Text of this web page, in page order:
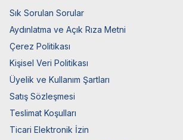
Sık Sorulan Sorular
Aydınlatma ve Açık Rıza Metni
Çerez Politikası
Kişisel Veri Politikası
Üyelik ve Kullanım Şartları
Satış Sözleşmesi
Teslimat Koşulları
Ticari Elektronik İzin